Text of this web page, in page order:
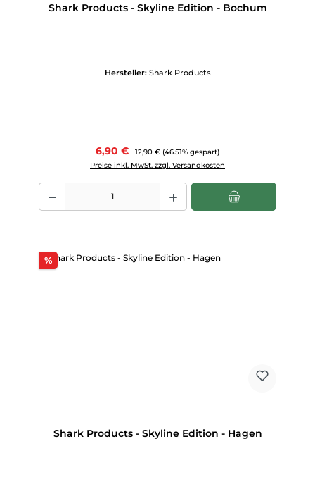
Shark Products - Skyline Edition - Bochum
Hersteller: Shark Products
Verkaufspreis:
6,90 € Regulärer Preis:
12,90 € (46.51% gespart)
Preise inkl. MwSt. zzgl. Versandkosten
Produkt Anzahl: Gib den gewünschten Wert ein oder benutze die
%Rabatt
Shark Products - Skyline Edition - Hagen